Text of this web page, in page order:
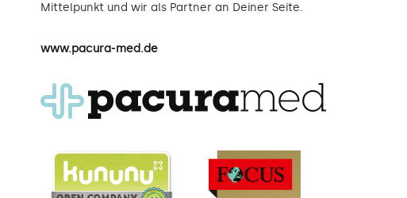
Mittelpunkt und wir als Partner an Deiner Seite.
www.pacura-med.de